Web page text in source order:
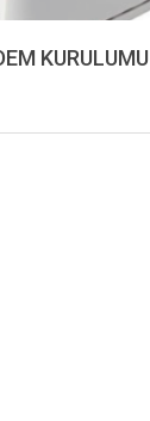
KURULUMU